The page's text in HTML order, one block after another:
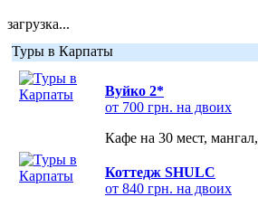
загрузка...
Туры в Карпаты
Вуйко 2*
от 700 грн. на двоих
Кафе на 30 мест,
Коттедж SHULC
от 840 грн. на двоих